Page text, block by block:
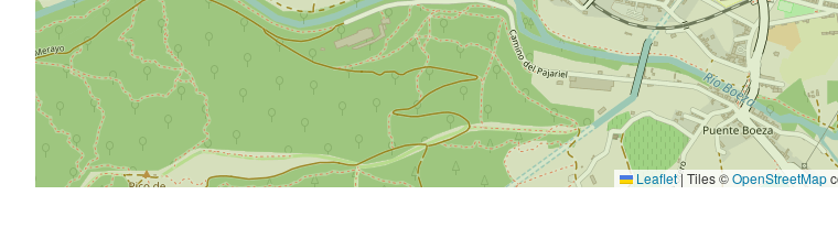
Leaflet| Tiles ©OpenStreetMap